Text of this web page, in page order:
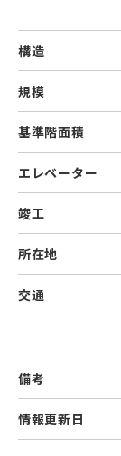
構造
規模
基準階面積
エレベーター
竣工
所在地
交通
備考
情報更新日